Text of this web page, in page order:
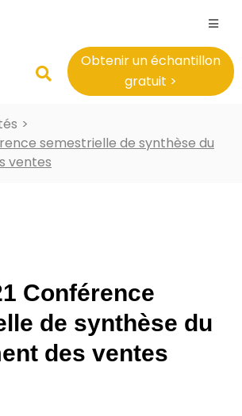
Obtenir un échantillon
gratuit >
>
semestrielle de synthèse du
ventes
Conférence
de synthèse du
des ventes